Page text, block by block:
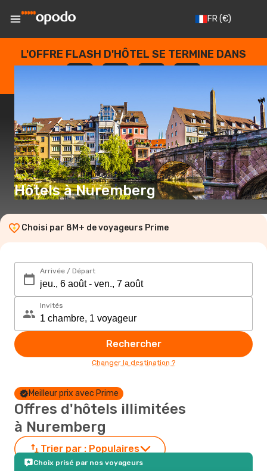
FR(€)
L'OFFRE FLASH D'HÔTEL SE TERMINE DANS
Hôtels à Nuremberg
Choisi par 8M+ de voyageurs Prime
Arrivée / Départ
Invités
Rechercher
Changer la destination ?
Meilleur prix avec Prime
Offres d'hôtels illimitées
à Nuremberg
Trier par : Populaires
Choix prisé par nos voyageurs